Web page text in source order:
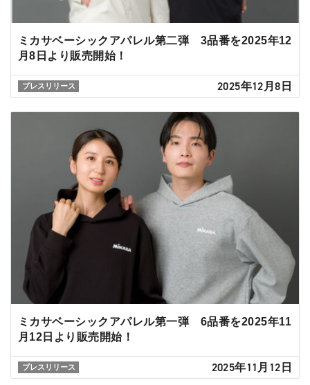
ミカサベーシックアパレル第二弾 3品番を2025年12
月8日より販売開始！
プレスリリース 2025年12月8日
ミカサベーシックアパレル第一弾 6品番を2025年11
月12日より販売開始！
プレスリリース 2025年11月12日